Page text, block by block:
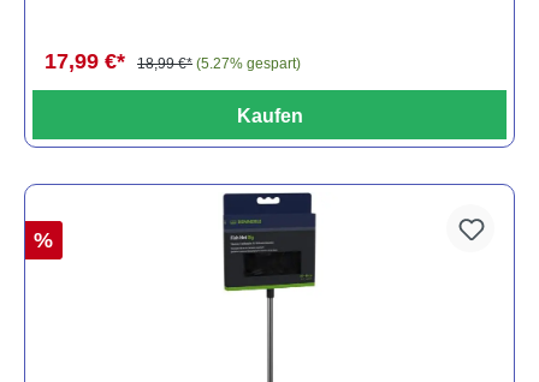
17,99 €* 18,99 €* (5.27% gespart)
Kaufen
%